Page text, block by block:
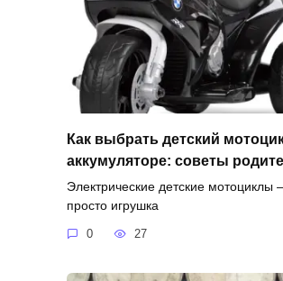
Как выбрать детский
аккумуляторе: советы
Электрические детские мотоциклы
просто игрушка
0 27